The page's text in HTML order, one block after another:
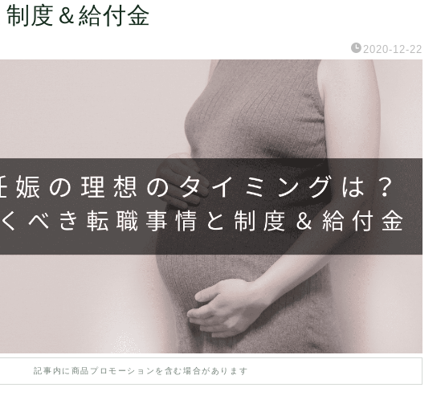
度＆給付金
2020-12-22
記事内に商品プロモーションを含む場合があります